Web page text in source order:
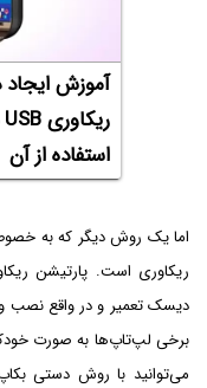
آموزش ایجاد
استفاده از آن
اما یک روش دیگر که به
ریکاوری است. پارتیشن
دیسک تعمیر و در واقع نصب
برخی لپ‌تاپ‌ها به صورت
می‌توانید با روش دستی